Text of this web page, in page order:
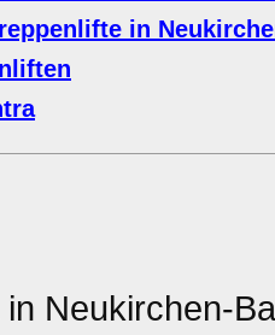
in
Neukirchen-